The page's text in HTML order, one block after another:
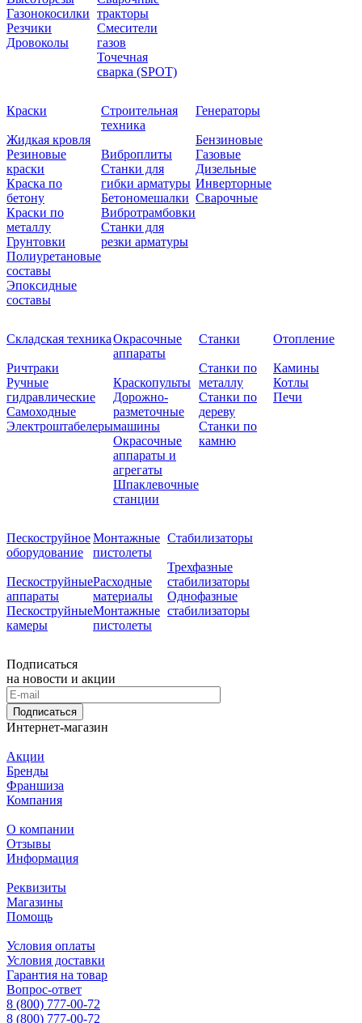
Газонокосилки
Резчики
Дровоколы
тракторы
Смесители
газов
Точечная
сварка (SPOT)
Краски
Жидкая кровля
Резиновые
краски
Краска по
бетону
Краски по
металлу
Грунтовки
Полиуретановые
составы
Эпоксидные
составы
Строительная
техника
Виброплиты
Станки для
гибки арматуры
Бетономешалки
Вибротрамбовки
Станки для
резки арматуры
Генераторы
Бензиновые
Газовые
Дизельные
Инверторные
Сварочные
Складская техника
Ричтраки
Ручные
гидравлические
Самоходные
Электроштабелеры
Окрасочные
аппараты
Краскопульты
Дорожно-
разметочные
машины
Окрасочные
аппараты и
агрегаты
Шпаклевочные
станции
Станки
Станки по
металлу
Станки по
дереву
Станки по
камню
Отопление
Камины
Котлы
Печи
Пескоструйное
оборудование
Пескоструйные
аппараты
Пескоструйные
камеры
Монтажные
пистолеты
Расходные
материалы
Монтажные
пистолеты
Стабилизаторы
Трехфазные
стабилизаторы
Однофазные
стабилизаторы
Подписаться
на новости и акции
Подписаться
Интернет-магазин
Акции
Бренды
Франшиза
Компания
О компании
Отзывы
Информация
Реквизиты
Магазины
Помощь
Условия оплаты
Условия доставки
Гарантия на товар
Вопрос-ответ
8 (800) 777-00-72
8 (800) 777-00-72